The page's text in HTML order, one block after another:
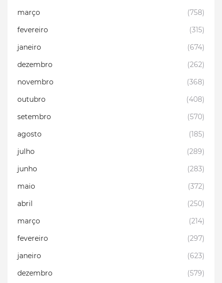
março
(758)
fevereiro
(315)
janeiro
(674)
dezembro
(262)
novembro
(368)
outubro
(408)
setembro
(570)
agosto
(185)
julho
(289)
junho
(283)
maio
(372)
abril
(250)
março
(214)
fevereiro
(297)
janeiro
(623)
dezembro
(579)